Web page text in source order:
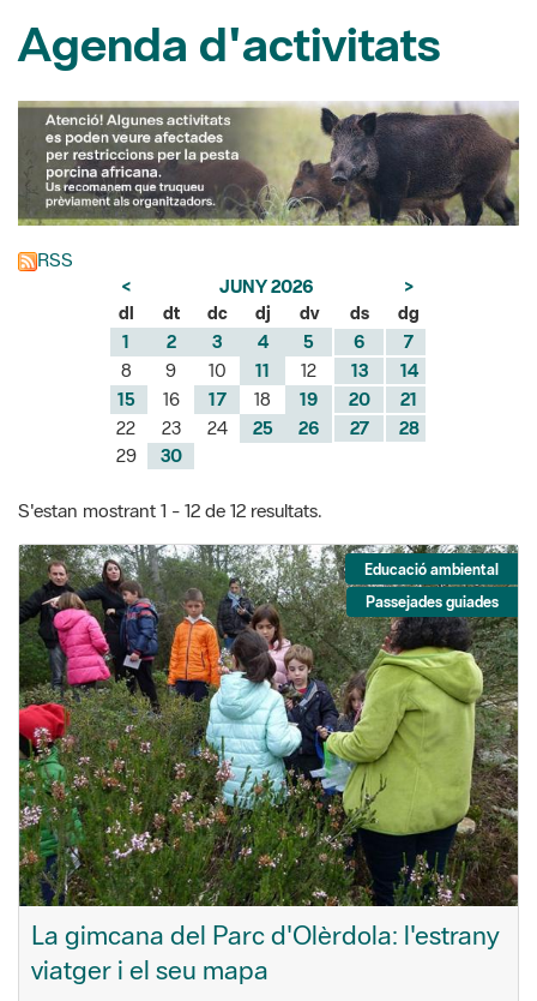
Agenda d'activitats
RSS
< JUNY 2026
>
dl
dt dc dj dv ds
dg
1
2 3 4 5 6
7
8
9 10 11 12 13
14
15
16 17 18 19 20
21
22
23 24 25 26 27
28
29
30
S'estan mostrant 1 - 12 de 12 resultats.
Educació ambiental
Passejades guiades
La gimcana del Parc d'Olèrdola: l'estrany
viatger i el seu mapa